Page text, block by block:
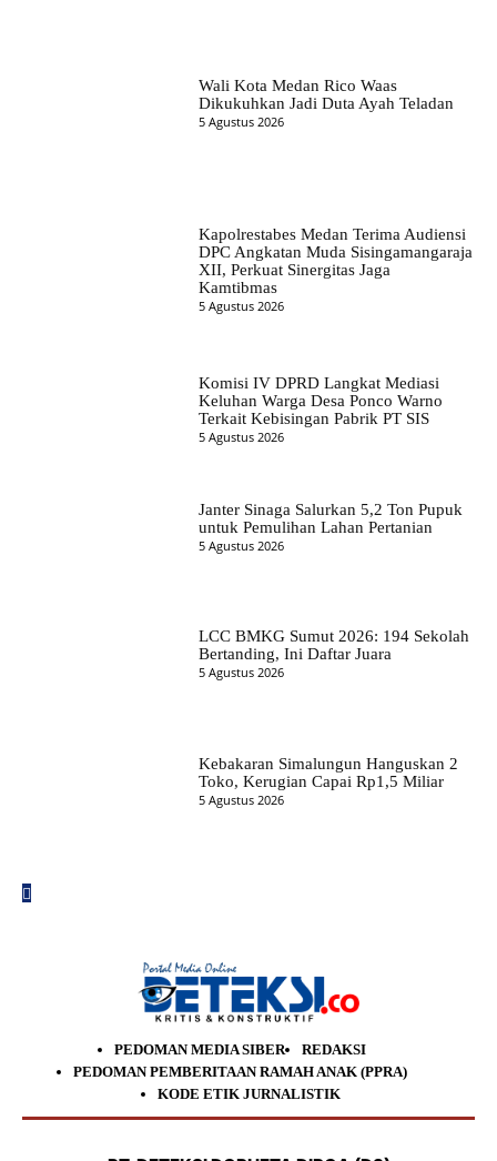
Wali Kota Medan Rico Waas
Dikukuhkan Jadi Duta Ayah Teladan
5 Agustus 2026
Kapolrestabes Medan Terima Audiensi
DPC Angkatan Muda Sisingamangaraja
XII, Perkuat Sinergitas Jaga
Kamtibmas
5 Agustus 2026
Komisi IV DPRD Langkat Mediasi
Keluhan Warga Desa Ponco Warno
Terkait Kebisingan Pabrik PT SIS
5 Agustus 2026
Janter Sinaga Salurkan 5,2 Ton Pupuk
untuk Pemulihan Lahan Pertanian
5 Agustus 2026
LCC BMKG Sumut 2026: 194 Sekolah
Bertanding, Ini Daftar Juara
5 Agustus 2026
Kebakaran Simalungun Hanguskan 2
Toko, Kerugian Capai Rp1,5 Miliar
5 Agustus 2026
PEDOMAN MEDIA SIBER
REDAKSI
PEDOMAN PEMBERITAAN RAMAH ANAK (PPRA)
KODE ETIK JURNALISTIK